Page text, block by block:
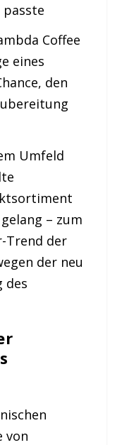
Coffee
eines
den
Umfeld
– zum
Trend der
der neu
des
von